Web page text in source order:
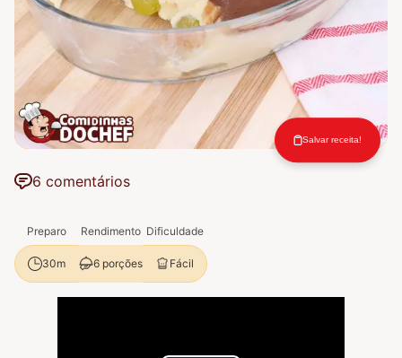
6 comentários
Salvar receita!
Preparo Rendimento Dificuldade
30m 6 porções Fácil